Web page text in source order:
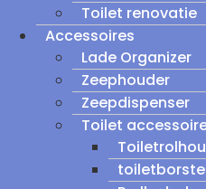
Toilet renovatie
Accessoires
Lade Organizer
Zeephouder
Zeepdispenser
Toilet